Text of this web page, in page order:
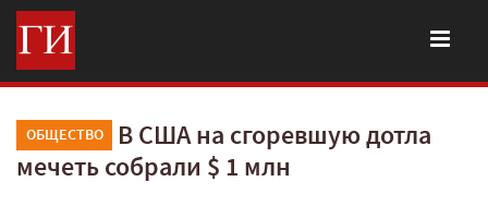
ОБЩЕСТВО
В США на сгоревшую дотла
мечеть собрали $ 1 млн